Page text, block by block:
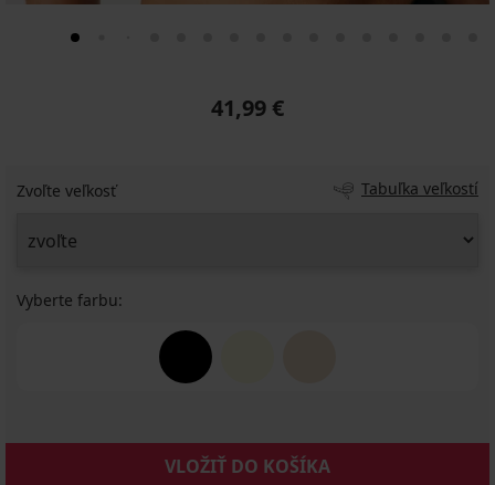
41,99 €
Zvoľte veľkosť Tabuľka veľkostí
Vyberte farbu:
VLOŽIŤ DO KOŠÍKA